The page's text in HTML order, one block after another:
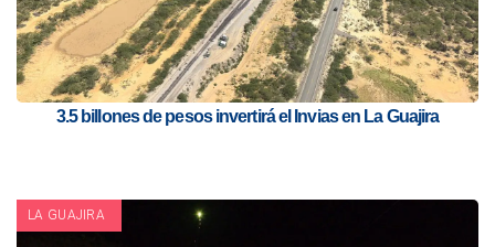
3.5 billones de pesos invertirá el Invias en La Guajira
LA GUAJIRA